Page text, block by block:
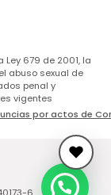
679 de 2001, la
abuso sexual de
penal y
vigentes
por actos de
6